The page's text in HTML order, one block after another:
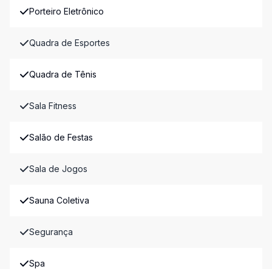
Porteiro Eletrônico
Quadra de Esportes
Quadra de Tênis
Sala Fitness
Salão de Festas
Sala de Jogos
Sauna Coletiva
Segurança
Spa